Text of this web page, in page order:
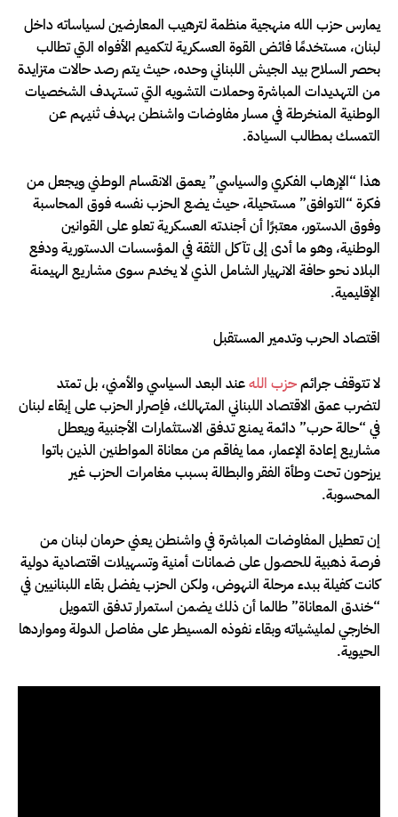
يمارس حزب الله منهجية منظمة لترهيب المعارضين لسياساته داخل
لبنان، مستخدمًا فائض القوة العسكرية لتكميم الأفواه التي تطالب
بحصر السلاح بيد الجيش اللبناني وحده، حيث يتم رصد حالات متزايدة
من التهديدات المباشرة وحملات التشويه التي تستهدف الشخصيات
الوطنية المنخرطة في مسار مفاوضات واشنطن بهدف ثنيهم عن
التمسك بمطالب السيادة.
هذا “الإرهاب الفكري والسياسي” يعمق الانقسام الوطني ويجعل من
فكرة “التوافق” مستحيلة، حيث يضع الحزب نفسه فوق المحاسبة
وفوق الدستور، معتبرًا أن أجندته العسكرية تعلو على القوانين
الوطنية، وهو ما أدى إلى تآكل الثقة في المؤسسات الدستورية ودفع
البلاد نحو حافة الانهيار الشامل الذي لا يخدم سوى مشاريع الهيمنة
الإقليمية.
اقتصاد الحرب وتدمير المستقبل
لا تتوقف جرائمحزب اللهعند البعد السياسي والأمني، بل تمتد
لتضرب عمق الاقتصاد اللبناني المتهالك، فإصرار الحزب على إبقاء لبنان
في “حالة حرب” دائمة يمنع تدفق الاستثمارات الأجنبية ويعطل
مشاريع إعادة الإعمار، مما يفاقم من معاناة المواطنين الذين باتوا
يرزحون تحت وطأة الفقر والبطالة بسبب مغامرات الحزب غير
المحسوبة.
إن تعطيل المفاوضات المباشرة في واشنطن يعني حرمان لبنان من
فرصة ذهبية للحصول على ضمانات أمنية وتسهيلات اقتصادية دولية
كانت كفيلة ببدء مرحلة النهوض، ولكن الحزب يفضل بقاء اللبنانيين في
“خندق المعاناة” طالما أن ذلك يضمن استمرار تدفق التمويل
الخارجي لمليشياته وبقاء نفوذه المسيطر على مفاصل الدولة ومواردها
الحيوية.